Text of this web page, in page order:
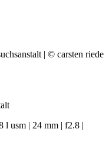
l usm | 24 mm | f2.8 |